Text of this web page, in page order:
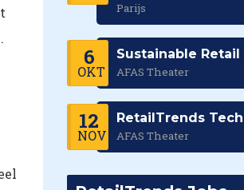
Parijs
6
OKT
Sustainable Retail
AFAS Theater
12
NOV
RetailTrends Tech
AFAS Theater